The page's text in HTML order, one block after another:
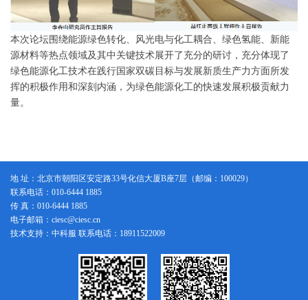
本次论坛围绕能源绿色转化、风光电与化工耦合、绿色氢能、新能
源材料等热点领域及其中关键技术展开了充分的研讨，充分体现了
绿色能源化工技术在践行国家双碳目标与发展新质生产力方面所发
挥的积极作用和深刻内涵，为绿色能源化工的快速发展积极贡献力
量。
地 址：北京市朝阳区安定路33号化信大厦B座7层（邮编：100029）
联系电话：010-6444 1885
传 真：010-6444 1885
电子邮箱：ciesc@ciesc.cn
技术支持：中科服 联系电话：18911522009